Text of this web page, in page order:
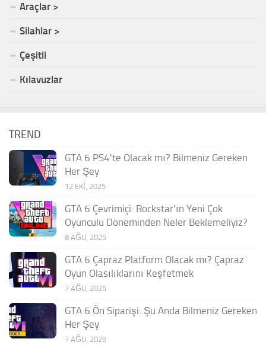
Araçlar >
Silahlar >
Çeşitli
Kılavuzlar
TREND
GTA 6 PS4'te Olacak mı? Bilmeniz Gereken
Her Şey
12 EKI, 2025
GTA 6 Çevrimiçi: Rockstar'ın Yeni Çok
Oyunculu Döneminden Neler Beklemeliyiz?
8 AĞU, 2025
GTA 6 Çapraz Platform Olacak mı? Çapraz
Oyun Olasılıklarını Keşfetmek
7 AĞU, 2025
GTA 6 Ön Siparişi: Şu Anda Bilmeniz Gereken
Her Şey
7 AĞU, 2025